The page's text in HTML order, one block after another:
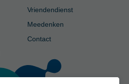
Vriendendienst
Meedenken
Contact